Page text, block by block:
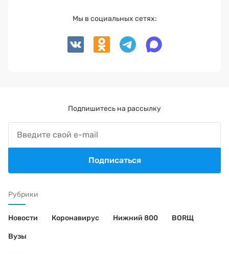
Рубрики
Новости Коронавирус Нижний 800 BORЩ
Вузы
Мы в социальных сетях:
Подпишитесь на рассылку
Подписаться